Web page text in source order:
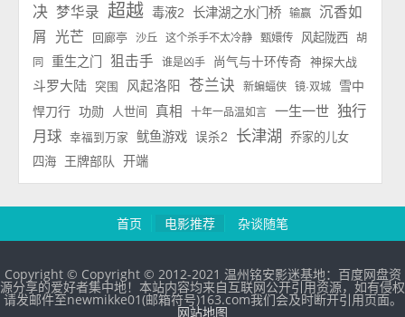
决 梦华录 超越 毒液2 长津湖之水门桥 输赢
沉香如
屑
光芒 回廊亭 沙丘 这个杀手不太冷静 甄嬛传 风起陇西
胡
同
重生之门 狙击手 谁是凶手 尚气与十环传奇 神探大战
斗罗大陆 突围 风起洛阳 苍兰诀 新蝙蝠侠 镜·双城
雪中
悍刀行 功勋 人世间 真相 十年一品温如言 一生一世 独行
月球
幸福到万家 鱿鱼游戏 误杀2 长津湖
乔家的儿女
四海
王牌部队 开端
首页 电影推荐 杂谈随笔
Copyright © Copyright © 2012-2021 温州铭安影迷基地：百度网盘资
源分享的爱好者集中地！本站内容均来自互联网公开引用资源，如有侵权
请发邮件至newmikke01(邮箱符号)163.com我们会及时断开引用页面。
网站地图